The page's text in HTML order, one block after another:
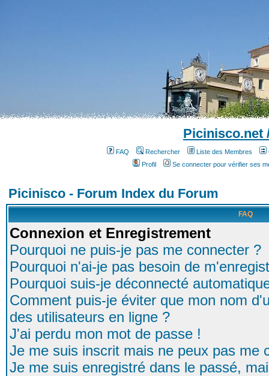
Picinisco.net
FAQ Rechercher Liste des Membres
Profil
Se connecter pour vérifier ses
Picinisco - Forum Index du Forum
FAQ
Connexion et Enregistrement
Pourquoi ne puis-je pas me connecter ?
Pourquoi n'ai-je pas besoin de
Pourquoi suis-je déconnecté
Comment puis-je éviter que mon nom
des utilisateurs en ligne ?
J'ai perdu mon mot de passe !
Je me suis inscrit mais ne peux pas me
Je me suis enregistré dans le passé,